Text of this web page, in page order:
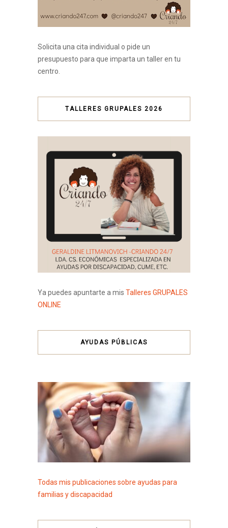
Solicita una cita individual o pide un
presupuesto para que imparta un taller en tu
centro.
TALLERES GRUPALES 2026
Ya puedes apuntarte a mis Talleres GRUPALES
ONLINE
AYUDAS PÚBLICAS
Todas mis publicaciones sobre ayudas para
familias y discapacidad